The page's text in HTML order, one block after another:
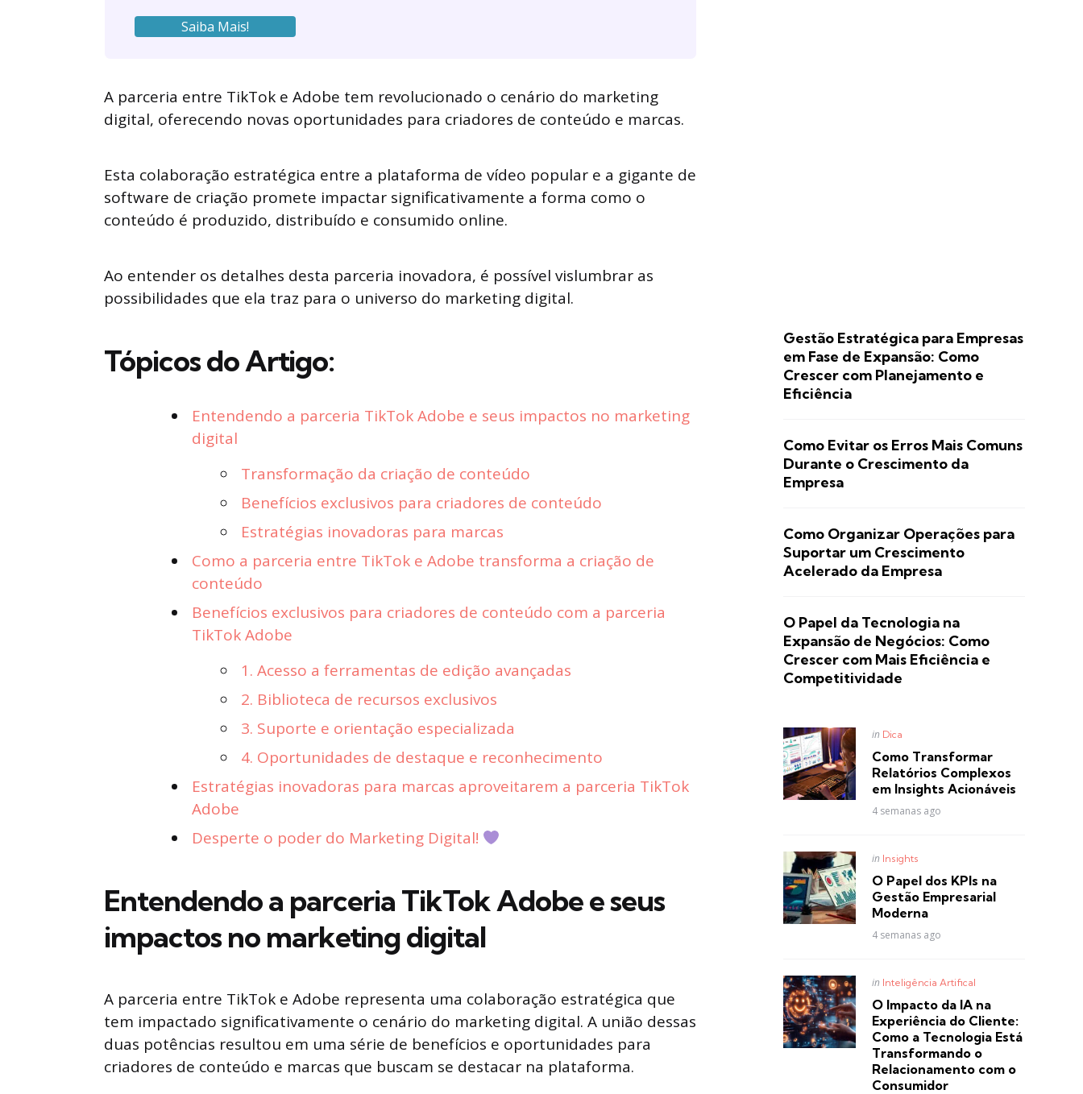
Saiba Mais!
A parceria entre TikTok e Adobe tem revolucionado o cenário do marketing
digital, oferecendo novas oportunidades para criadores de conteúdo e marcas.
Esta colaboração estratégica entre a plataforma de vídeo popular e a gigante de
software de criação promete impactar significativamente a forma como o
conteúdo é produzido, distribuído e consumido online.
Ao entender os detalhes desta parceria inovadora, é possível vislumbrar as
possibilidades que ela traz para o universo do marketing digital.
Tópicos do Artigo:
Entendendo a parceria TikTok Adobe e seus impactos no marketing
digital
Transformação da criação de conteúdo
Benefícios exclusivos para criadores de conteúdo
Estratégias inovadoras para marcas
Como a parceria entre TikTok e Adobe transforma a criação de
conteúdo
Benefícios exclusivos para criadores de conteúdo com a parceria
TikTok Adobe
1. Acesso a ferramentas de edição avançadas
2. Biblioteca de recursos exclusivos
3. Suporte e orientação especializada
4. Oportunidades de destaque e reconhecimento
Estratégias inovadoras para marcas aproveitarem a parceria TikTok
Adobe
Desperte o poder do Marketing Digital!
Entendendo a parceria TikTok Adobe e seus
impactos no marketing digital
A parceria entre TikTok e Adobe representa uma colaboração estratégica que
tem impactado significativamente o cenário do marketing digital. A união dessas
duas potências resultou em uma série de benefícios e oportunidades para
criadores de conteúdo e marcas que buscam se destacar na plataforma.
Gestão Estratégica para Empresas
em Fase de Expansão: Como
Crescer com Planejamento e
Eficiência
Como Evitar os Erros Mais Comuns
Durante o Crescimento da
Empresa
Como Organizar Operações para
Suportar um Crescimento
Acelerado da Empresa
O Papel da Tecnologia na
Expansão de Negócios: Como
Crescer com Mais Eficiência e
Competitividade
Posted
in Dica
Como Transformar
Relatórios Complexos
em Insights Acionáveis
4 semanas ago
Posted
in Insights
O Papel dos KPIs na
Gestão Empresarial
Moderna
4 semanas ago
Posted
in Inteligência Artifical
O Impacto da IA na
Experiência do Cliente:
Como a Tecnologia Está
Transformando o
Relacionamento com o
Consumidor